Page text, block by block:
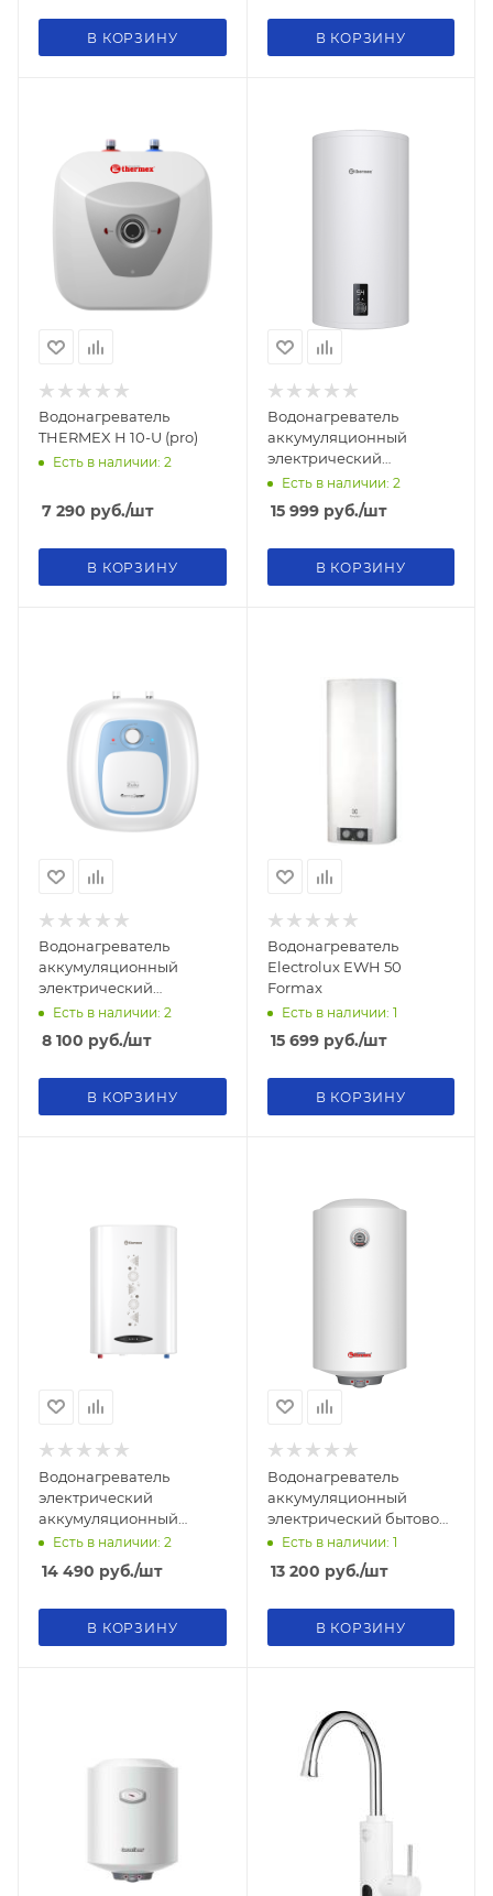
В КОРЗИНУ В КОРЗИНУ
Водонагреватель
THERMEX Н 10-U (pro)
Есть в наличии: 2
7 290 руб./шт
В КОРЗИНУ
Водонагреватель
аккумуляционный
электрический
THERMEX Solo 50V
Есть в наличии: 2
15 999руб./шт
В КОРЗИНУ
Водонагреватель
аккумуляционный
электрический
Garanterm Zulu 15U
Есть в наличии: 2
8 100 руб./шт
В КОРЗИНУ
Водонагреватель
Electrolux EWH 50
Formax
Есть в наличии: 1
15 699руб./шт
В КОРЗИНУ
Водонагреватель
электрический
аккумуляционный
бытовой THERMEX Aris
Есть в наличии: 2
14 490 руб./шт
В КОРЗИНУ
Водонагреватель
аккумуляционный
электрический бытовой
THERMEX Nova 50V Slim
Есть в наличии: 1
13 200 руб./шт
В КОРЗИНУ